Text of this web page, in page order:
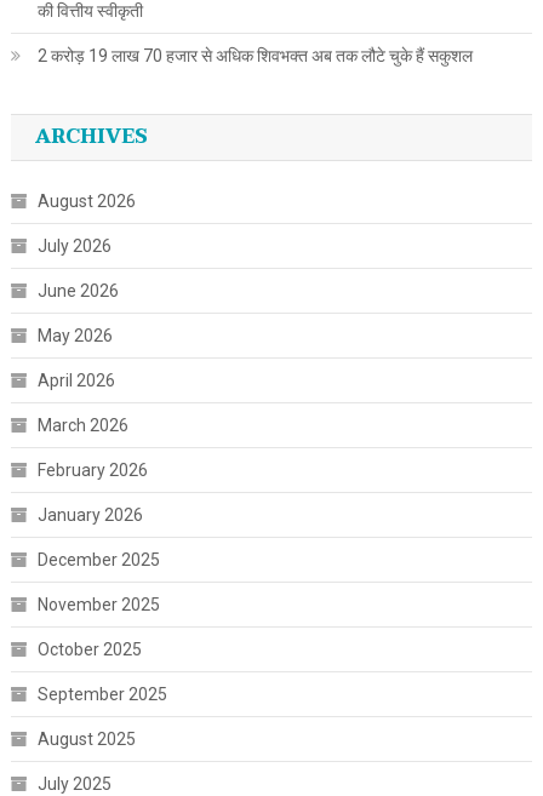
की वित्तीय स्वीकृती
2 करोड़ 19 लाख 70 हजार से अधिक शिवभक्त अब तक लौटे चुके हैं सकुशल
ARCHIVES
August 2026
July 2026
June 2026
May 2026
April 2026
March 2026
February 2026
January 2026
December 2025
November 2025
October 2025
September 2025
August 2025
July 2025